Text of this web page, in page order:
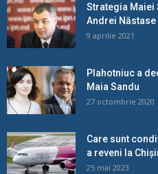
Strategia Maiei
Andrei Năstase
9 aprilie 2021
Plahotniuc a
Maia Sandu
27 octombrie 2020
Care sunt
a reveni la
25 mai 2023